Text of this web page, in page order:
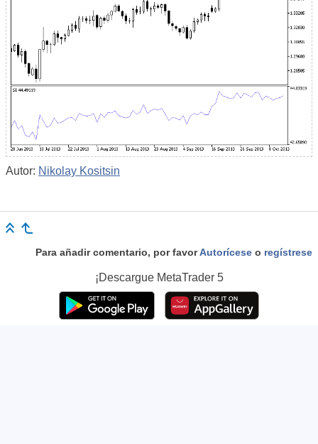
Autor: Nikolay Kositsin
Para añadir comentario, por favorAutorícese o regístrese
¡Descargue MetaTrader 5